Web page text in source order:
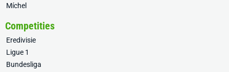
Míchel
Competities
Eredivisie
Ligue 1
Bundesliga